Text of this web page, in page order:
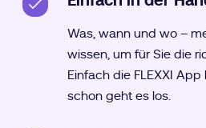
Was, wann und wo –
wissen, um für Sie die
Einfach die FLEXXI
schon geht es los.